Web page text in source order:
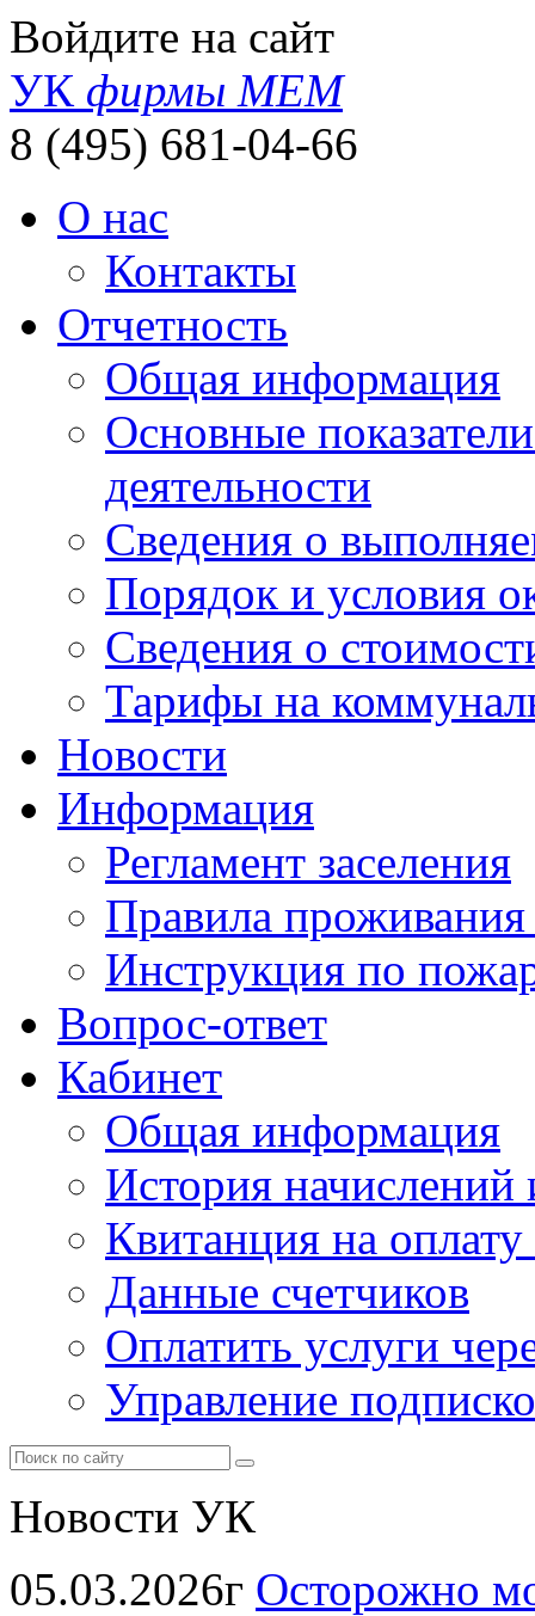
Войдите на сайт
УК фирмы МЕМ
8 (495) 681-04-66
О нас
Контакты
Отчетность
Общая информация
Основные
деятельности
Сведения о
Порядок и условия
Сведения о
Тарифы на
Новости
Информация
Регламент заселения
Правила
Инструкция по
Вопрос-ответ
Кабинет
Общая информация
История начислений
Квитанция на
Данные счетчиков
Оплатить услуги
Управление
Новости УК
05.03.2026г Осторожно